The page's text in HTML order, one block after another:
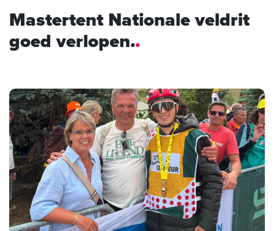
Mastertent Nationale veldrit
goed verlopen.